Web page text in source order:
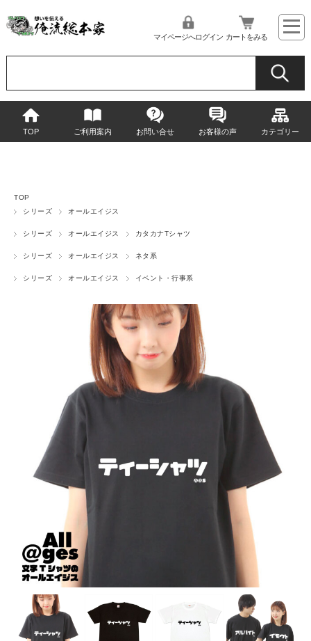
マイページへログイン カートをみる
TOP ご利用案内 お問い合せ お客様の声 カテゴリー
TOP
シリーズ
オールエイジス
シリーズ オールエイジス カタカナTシャツ
シリーズ オールエイジス ネタ系
シリーズ オールエイジス イベント・行事系